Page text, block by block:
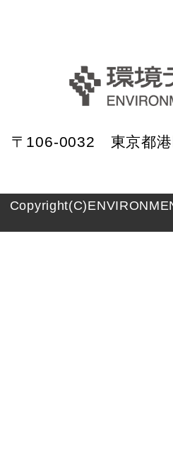
〒106-0032 東京都